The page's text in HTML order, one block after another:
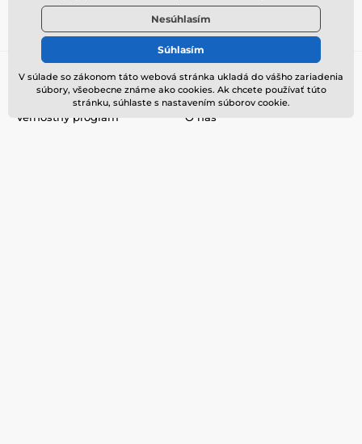
Sme tiež na: Facebook Instagram
Informácie pre Vás
Často kladené dotazy (FAQ)
Vernostný program
Viac o Homedesignshop
Kontakt
O nás
Nesúhlasím
Súhlasím
V súlade so zákonom táto webová stránka ukladá do vášho zariadenia
súbory, všeobecne známe ako cookies. Ak chcete používať túto
stránku, súhlaste s nastavením súborov cookie.